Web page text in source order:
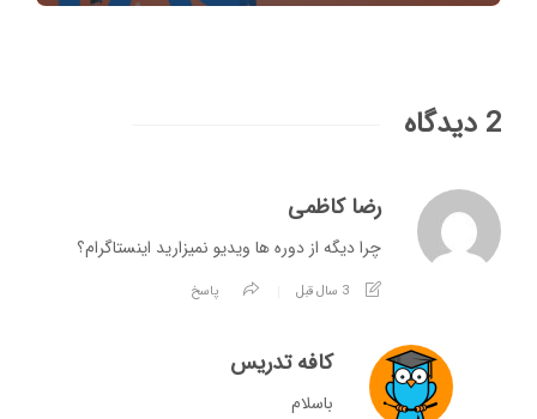
2 دیدگاه
رضا کاظمی
چرا دیگه از دوره ها ویدیو نمیزارید اینستاگرام؟
3 سال قبل پاسخ
کافه تدریس
باسلام